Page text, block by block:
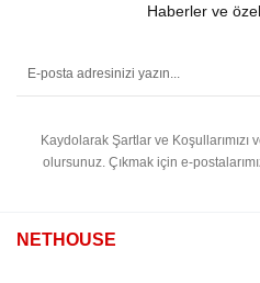
Haberler ve
Kaydolarak Şartlar ve Koşullarımızı
olursunuz. Çıkmak için e-
NETHOUSE